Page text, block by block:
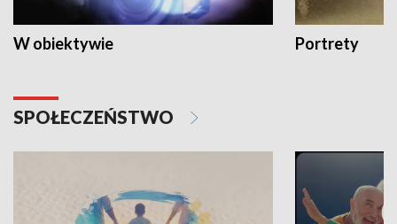
W obiektywie Portrety
SPOŁECZEŃSTWO